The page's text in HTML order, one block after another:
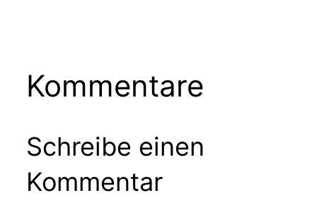
Kommentare
Schreibe einen
Kommentar